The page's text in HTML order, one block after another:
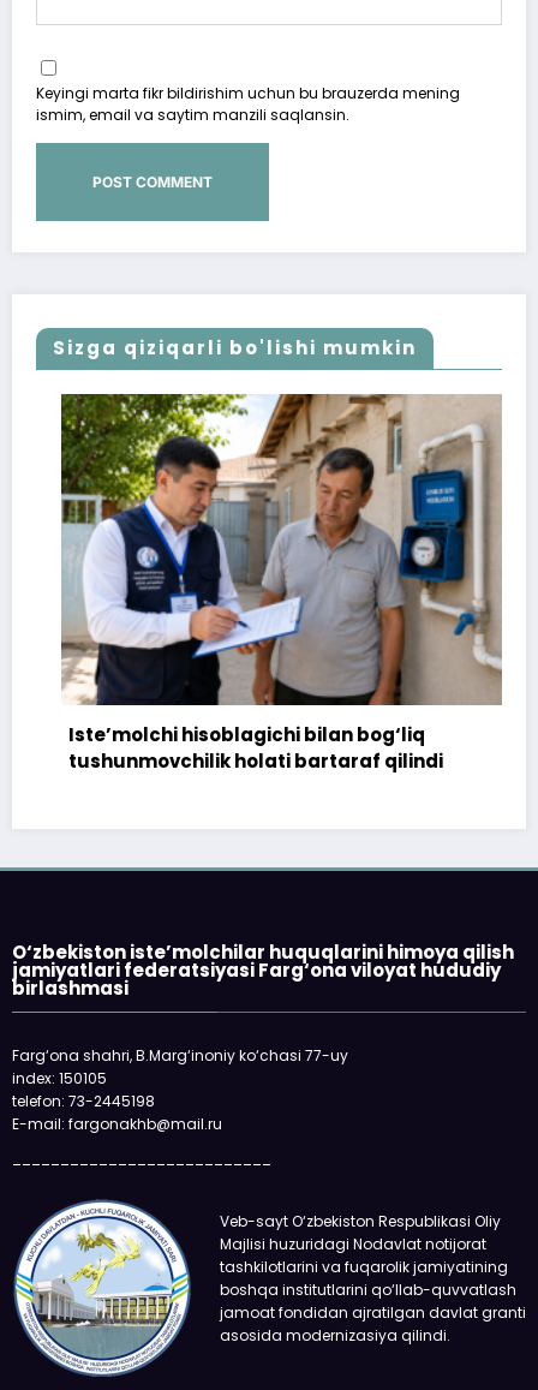
Keyingi marta fikr bildirishim uchun bu brauzerda mening
ismim, email va saytim manzili saqlansin.
Sizga qiziqarli bo'lishi mumkin
Iste’molchi hisoblagichi bilan bog‘liq
tushunmovchilik holati bartaraf qilindi
O‘zbekiston iste’molchilar huquqlarini himoya qilish
jamiyatlari federatsiyasi Farg‘ona viloyat hududiy
birlashmasi
Farg‘ona shahri, B.Marg‘inoniy ko‘chasi 77-uy
index: 150105
telefon: 73-2445198
E-mail: fargonakhb@mail.ru
Veb-sayt O‘zbekiston Respublikasi Oliy
Majlisi huzuridagi Nodavlat notijorat
tashkilotlarini va fuqarolik jamiyatining
boshqa institutlarini qo‘llab-quvvatlash
jamoat fondidan ajratilgan davlat granti
asosida modernizasiya qilindi.